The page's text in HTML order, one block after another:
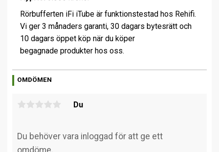
Rörbufferten iFi iTube är funktionstestad hos Rehifi.
Vi ger 3 månaders garanti, 30 dagars bytesrätt och
10 dagars öppet köp när du köper
begagnade produkter hos oss.
OMDÖMEN
Du